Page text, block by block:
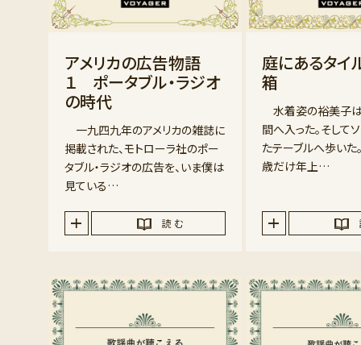
アメリカの広告物語
１ ポータブル・ラジオ
の時代
一九四九年のアメリカの雑誌に
掲載された、モトローラ社のポー
タブル・ラジオの広告を、いま僕は
見ている…
読 む
庭にあるタイ
箱
水着姿の裕美子
間へ入った。そして
たテーブルへ歩いた
歳だけ年上…